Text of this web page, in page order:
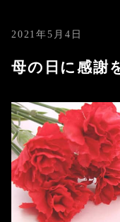
2021年5月4日
母の日に感謝